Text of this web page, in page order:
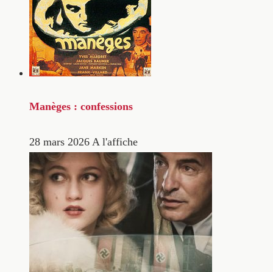
Manèges : confessions
28 mars 2026 A l'affiche